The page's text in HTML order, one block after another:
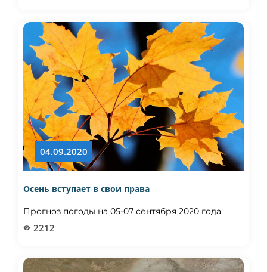
04.09.2020
Осень вступает в свои права
Прогноз погоды на 05-07 сентября 2020 года
2212